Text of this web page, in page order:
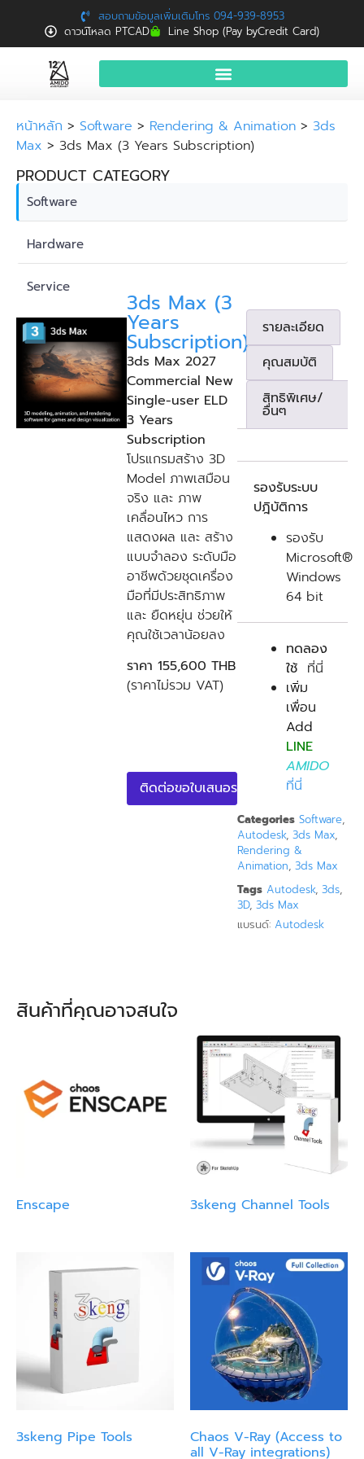
สอบถามข้อมูลเพิ่มเติมโทร 094-939-8953
ดาวน์โหลด PTCAD
Line Shop (Pay byCredit Card)
สินค้าและบริการ
จองอบรมฟรี
หน้าหลัก > Software > Rendering & Animation > 3ds
Max > 3ds Max (3 Years Subscription)
PRODUCT CATEGORY
Software
Hardware
Service
3ds Max (3
Years
Subscription)
3ds Max 2027
Commercial New
Single-user ELD
3 Years
Subscription
โปรแกรมสร้าง 3D
Model ภาพเสมือน
จริง และ ภาพ
เคลื่อนไหว การ
แสดงผล และ สร้าง
แบบจำลอง ระดับมือ
อาชีพด้วยชุดเครื่อง
มือที่มีประสิทธิภาพ
และ ยืดหยุ่น ช่วยให้
คุณใช้เวลาน้อยลง
ราคา 155,600 THB
(ราคาไม่รวม VAT)
r
n
ติดต่อขอใบเสนอราคา
รายละเอียด
คุณสมบัติ
สิทธิพิเศษ/
อื่นๆ
รองรับระบบ
ปฎิบัติการ
รองรับ
Microsoft®
Windows
64 bit
ทดลอง
ใช้ ที่นี่
เพิ่ม
เพื่อน
Add
LINE
AMIDO
ที่นี่
Categories Software,
Autodesk, 3ds Max,
Rendering &
Animation, 3ds Max
Tags Autodesk, 3ds,
3D, 3ds Max
แบรนด์: Autodesk
สินค้าที่คุณอาจสนใจ
Enscape 3skeng Channel Tools
3skeng Pipe Tools Chaos V-Ray (Access to
all V-Ray integrations)